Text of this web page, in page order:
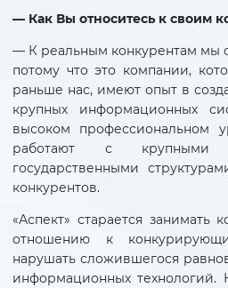
— Как Вы относитесь к своим
— К реальным конкурентам мы
потому что это компании,
раньше нас, имеют опыт в
крупных информационных
высоком профессиональном
работают с крупными
государственными
конкурентов.
«Аспект» старается
отношению к
нарушать сложившегося
информационных